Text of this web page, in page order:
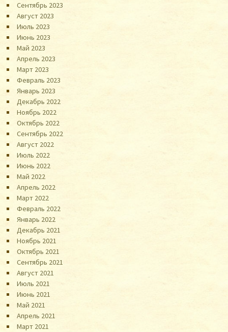
Сентябрь 2023
Август 2023
Июль 2023
Июнь 2023
Май 2023
Апрель 2023
Март 2023
Февраль 2023
Январь 2023
Декабрь 2022
Ноябрь 2022
Октябрь 2022
Сентябрь 2022
Август 2022
Июль 2022
Июнь 2022
Май 2022
Апрель 2022
Март 2022
Февраль 2022
Январь 2022
Декабрь 2021
Ноябрь 2021
Октябрь 2021
Сентябрь 2021
Август 2021
Июль 2021
Июнь 2021
Май 2021
Апрель 2021
Март 2021